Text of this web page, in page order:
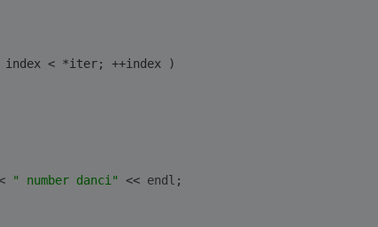
index < *iter; ++index )
" number danci" << endl ;